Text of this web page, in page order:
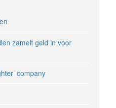
zamelt geld in voor
company